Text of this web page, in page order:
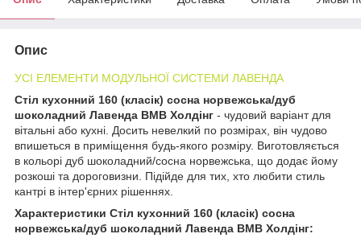
Опис
УСІ ЕЛЕМЕНТИ МОДУЛЬНОЇ СИСТЕМИ ЛАВЕНДА
Стіл кухонний 160 (класік) сосна норвежська/дуб
шоколадний Лавенда ВМВ Холдінг - чудовий варіант для
вітальні або кухні. Досить невелкий по розмірах, він чудово
впишеться в приміщення будь-якого розміру. Виготовляється
в кольорі дуб шоколадний/сосна норвежська, що додає йому
розкоші та дороговизни. Підійде для тих, хто любити стиль
кантрі в інтер'єрних рішеннях.
Характеристики Стіл кухонний 160 (класік) сосна
норвежська/дуб шоколадний Лавенда ВМВ Холдінг: